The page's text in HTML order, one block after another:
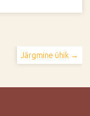
Järgmine ühik →